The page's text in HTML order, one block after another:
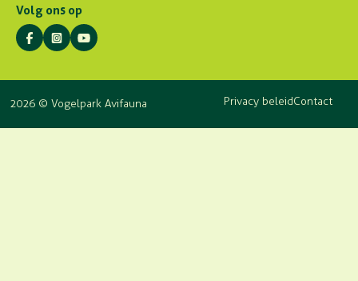
Volg ons op
2026 © Vogelpark Avifauna Privacy beleidContact